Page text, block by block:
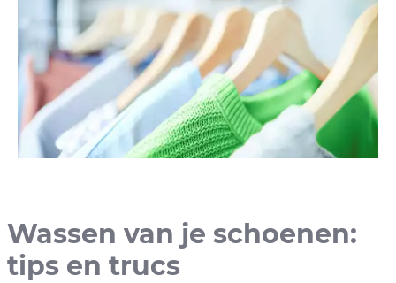
Wassen van je schoenen:
tips en trucs